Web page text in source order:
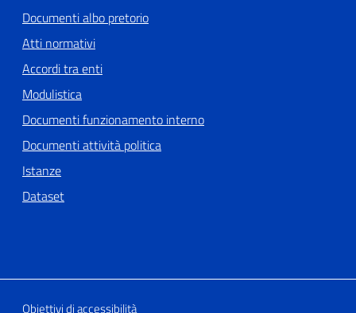
Documenti albo pretorio
Atti normativi
Accordi tra enti
Modulistica
Documenti funzionamento interno
Documenti attività politica
Istanze
Dataset
Obiettivi di accessibilità